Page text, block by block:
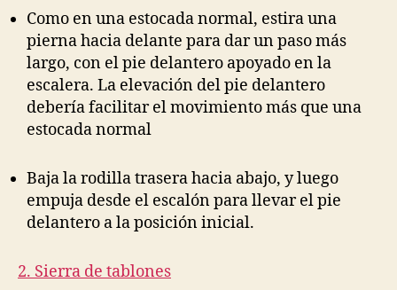
Como en una estocada normal, estira una
pierna hacia delante para dar un paso más
largo, con el pie delantero apoyado en la
escalera. La elevación del pie delantero
debería facilitar el movimiento más que una
estocada normal
Baja la rodilla trasera hacia abajo, y luego
empuja desde el escalón para llevar el pie
delantero a la posición inicial.
2. Sierra de tablones